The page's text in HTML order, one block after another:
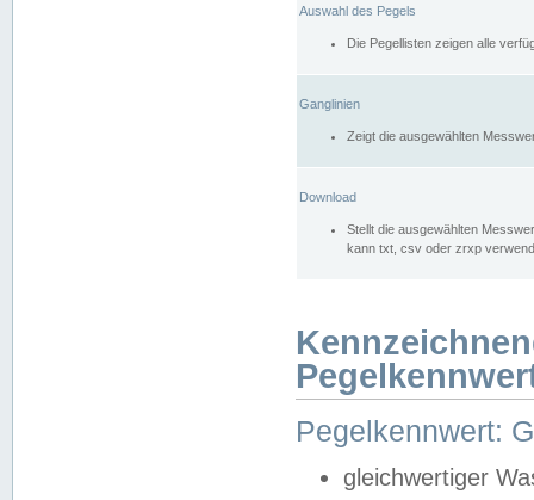
Auswahl des Pegels
Die Pegellisten zeigen alle
Ganglinien
Zeigt die ausgewählten
Download
Stellt die ausgewählten
kann txt, csv oder zrxp
Pegelkennwert:
gleichwertiger